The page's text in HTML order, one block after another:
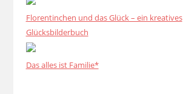
Florentinchen und das Glück – ein kreatives
Glücksbilderbuch
Das alles ist Familie*